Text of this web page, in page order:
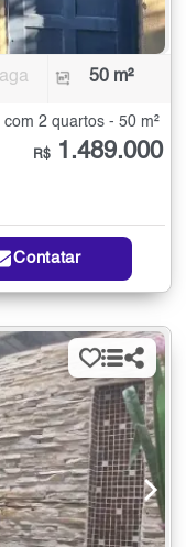
50 m²
2 quartos - 50 m²
R$ 1.489.000
Contatar